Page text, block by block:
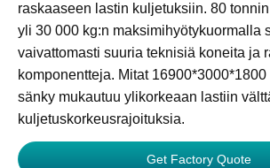
raskaaseen lastin kuljetuksiin. 80
yli 30 000 kg:n maksimihyötykuormalla
vaivattomasti suuria teknisiä koneita ja
komponentteja. Mitat 16900*3000*1800
sänky mukautuu ylikorkeaan lastiin
kuljetuskorkeusrajoituksia.
Get Factory Quote